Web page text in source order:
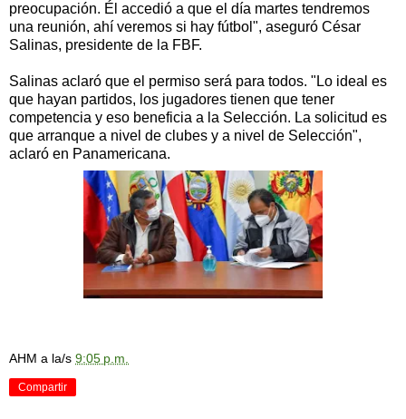
preocupación. Él accedió a que el día martes tendremos
una reunión, ahí veremos si hay fútbol", aseguró César
Salinas, presidente de la FBF.
Salinas aclaró que el permiso será para todos. "Lo ideal es
que hayan partidos, los jugadores tienen que tener
competencia y eso beneficia a la Selección. La solicitud es
que arranque a nivel de clubes y a nivel de Selección",
aclaró en Panamericana.
AHM a la/s 9:05 p.m.
Compartir